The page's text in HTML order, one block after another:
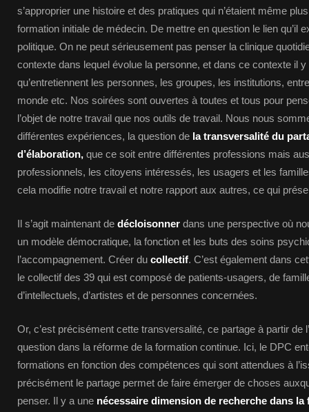
s’approprier une histoire et des pratiques qui n’étaient même
formation initiale de médecin. De mettre en question le lien qu’il
politique. On ne peut sérieusement pas penser la clinique
contexte dans lequel évolue la personne, et dans ce contexte il
qu’entretiennent les personnes, les groupes, les institutions,
monde etc. Nos soirées sont ouvertes à toutes et tous pour
l’objet de notre travail que nos outils de travail. Nous nous
différentes expériences, la question de la transversalité du
d’élaboration, que ce soit entre différentes professions mais
professionnels, les citoyens intéressés, les usagers et les
cela modifie notre travail et notre rapport aux autres, ce qui
Il s’agit maintenant de décloisonner dans une perspective où
un modèle démocratique, la fonction et les buts des soins
l’accompagnement. Créer du collectif. C’est également dans
le collectif des 39 qui est composé de patients-usagers, de
d’intellectuels, d’artistes et de personnes concernées.
Or, c’est précisément cette transversalité, ce partage à partir de
question dans la réforme de la formation continue. Ici, le DPC
formations en fonction des compétences qui sont attendues à
précisément le partage permet de faire émerger de choses
penser. Il y a une nécessaire dimension de recherche dans la